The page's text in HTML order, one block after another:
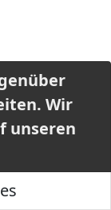
Wir
unseren